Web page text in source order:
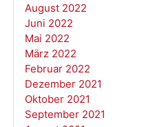
August 2022
Juni 2022
Mai 2022
März 2022
Februar 2022
Dezember 2021
Oktober 2021
September 2021